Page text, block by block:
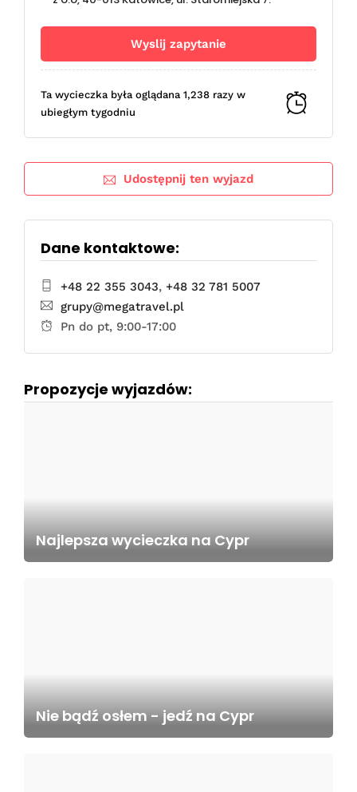
Ta wycieczka była oglądana 1,238 razy w
ubiegłym tygodniu
Udostępnij ten wyjazd
Dane kontaktowe:
+48 22 355 3043, +48 32 781 5007
grupy@megatravel.pl
Pn do pt, 9:00-17:00
Propozycje wyjazdów:
Najlepsza wycieczka na Cypr
Nie bądź osłem - jedź na Cypr